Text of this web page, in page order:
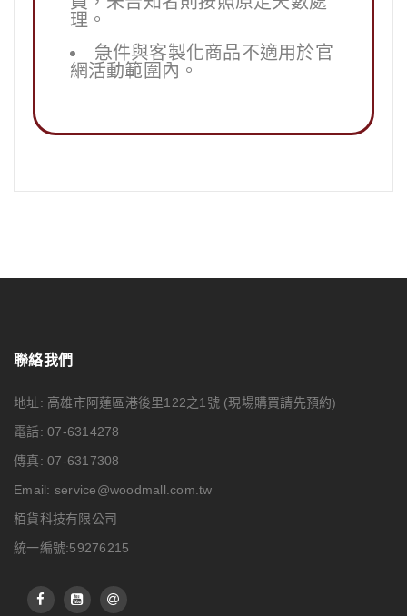
理。
急件與客製化商品不適用於官
網活動範圍內。
聯絡我們
地址: 高雄市阿蓮區港後里122之1號 (現場購買請先預約)
電話: 07-6314278
傳真: 07-6317308
Email: service@woodmall.com.tw
栢貨科技有限公司
統一編號:59276215